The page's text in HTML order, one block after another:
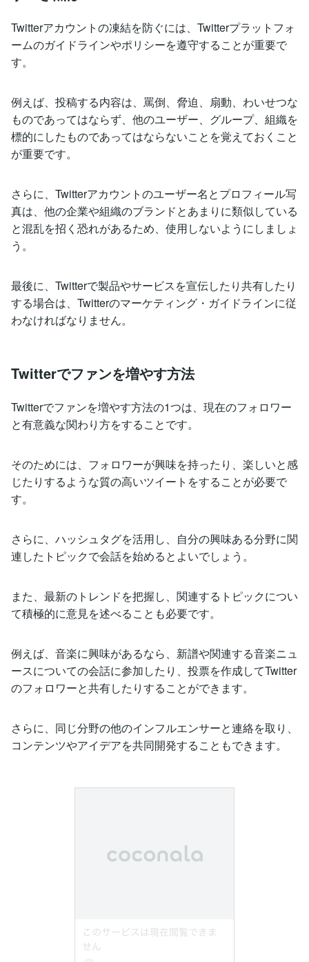
Twitterアカウントの凍結を防ぐには、Twitterプラットフォ
ームのガイドラインやポリシーを遵守することが重要で
す。
例えば、投稿する内容は、罵倒、脅迫、扇動、わいせつな
ものであってはならず、他のユーザー、グループ、組織を
標的にしたものであってはならないことを覚えておくこと
が重要です。
さらに、Twitterアカウントのユーザー名とプロフィール写
真は、他の企業や組織のブランドとあまりに類似している
と混乱を招く恐れがあるため、使用しないようにしましょ
う。
最後に、Twitterで製品やサービスを宣伝したり共有したり
する場合は、Twitterのマーケティング・ガイドラインに従
わなければなりません。
Twitterでファンを増やす方法
Twitterでファンを増やす方法の1つは、現在のフォロワー
と有意義な関わり方をすることです。
そのためには、フォロワーが興味を持ったり、楽しいと感
じたりするような質の高いツイートをすることが必要で
す。
さらに、ハッシュタグを活用し、自分の興味ある分野に関
連したトピックで会話を始めるとよいでしょう。
また、最新のトレンドを把握し、関連するトピックについ
て積極的に意見を述べることも必要です。
例えば、音楽に興味があるなら、新譜や関連する音楽ニュ
ースについての会話に参加したり、投票を作成してTwitter
のフォロワーと共有したりすることができます。
さらに、同じ分野の他のインフルエンサーと連絡を取り、
コンテンツやアイデアを共同開発することもできます。